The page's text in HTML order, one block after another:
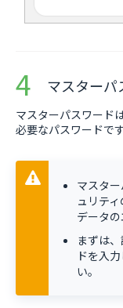
マスターパ
マスターパスワード
必要なパスワードです
マスタ
ュリテ
データの
まずは
ドを入
い。